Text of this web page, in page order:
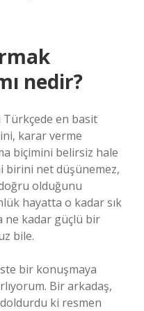
nedir?
Türkçede en basit
karar verme
biçimini belirsiz hale
birini net düşünemez,
olduğunu
hayatta o kadar sık
ne kadar güçlü bir
bile.
bir konuşmaya
Bir arkadaş,
ki resmen